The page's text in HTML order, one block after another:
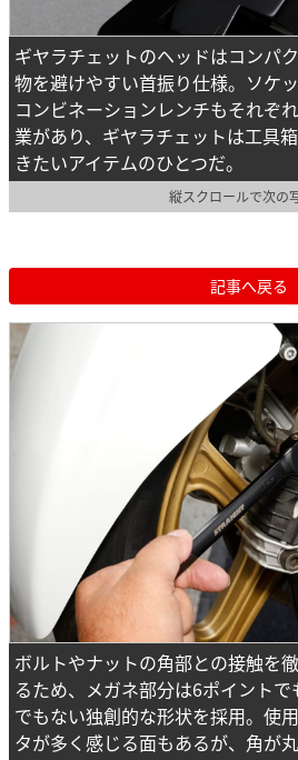
ギヤラチェットのヘッドはコンパ
物を避けやすい首振り仕様。ソケ
コンビネーションレンチもそれぞ
業があり、ギヤラチェットは工具
きたいアイテムのひとつだ。
縦スクロールで次の
記事へ戻る
ボルトやナットの角部との接触を
るため、メガネ部分は6ポイントで
でもない独創的な形状を採用。使
タが多く感じる面もあるが、角が